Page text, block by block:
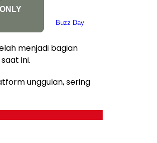
menjadi bagian
ini.
unggulan, sering